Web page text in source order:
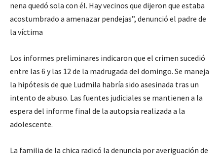
nena quedó sola con él. Hay vecinos que dijeron que estaba
acostumbrado a amenazar pendejas”, denunció el padre de
la víctima
Los informes preliminares indicaron que el crimen sucedió
entre las 6 y las 12 de la madrugada del domingo. Se maneja
la hipótesis de que Ludmila habría sido asesinada tras un
intento de abuso. Las fuentes judiciales se mantienen a la
espera del informe final de la autopsia realizada a la
adolescente.
La familia de la chica radicó la denuncia por averiguación de